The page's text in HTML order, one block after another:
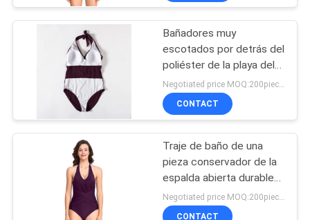
VIAJE
FÁBRICA
CONTROL
CALIDAD
Tela de la impresión
del poliéster
23
Tela de la cortina
27
Bañadores muy
escotados por detrás del
poliéster de la playa del
verano del bikini casual
del bañador
CONTACT
Traje de baño de una
pieza conservador de la
espalda abierta durable
para ocultar el vientre
CONTACT